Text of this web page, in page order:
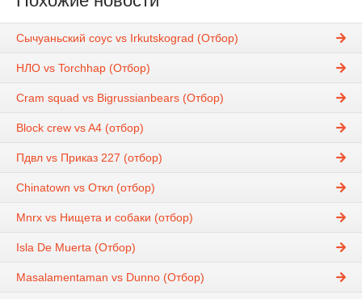
Сычуаньский соус vs Irkutskograd (Отбор)
НЛО vs Torchhap (Отбор)
Cram squad vs Bigrussianbears (Отбор)
Block crew vs A4 (отбор)
Пдвл vs Приказ 227 (отбор)
Chinatown vs Откл (отбор)
Mnrx vs Нищета и собаки (отбор)
Isla De Muerta (Отбор)
Masalamentaman vs Dunno (Отбор)